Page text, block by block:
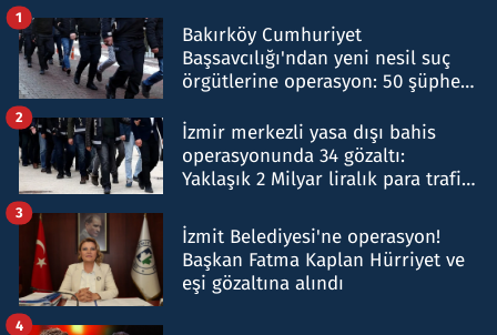
Bakırköy Cumhuriyet
Başsavcılığı'ndan yeni nesil suç
örgütlerine operasyon: 50 şüpheli
1
İzmir merkezli yasa dışı bahis
operasyonunda 34 gözaltı:
Yaklaşık 2 Milyar liralık para trafiği
2
İzmit Belediyesi'ne operasyon!
Başkan Fatma Kaplan Hürriyet ve
eşi gözaltına alındı
3
4